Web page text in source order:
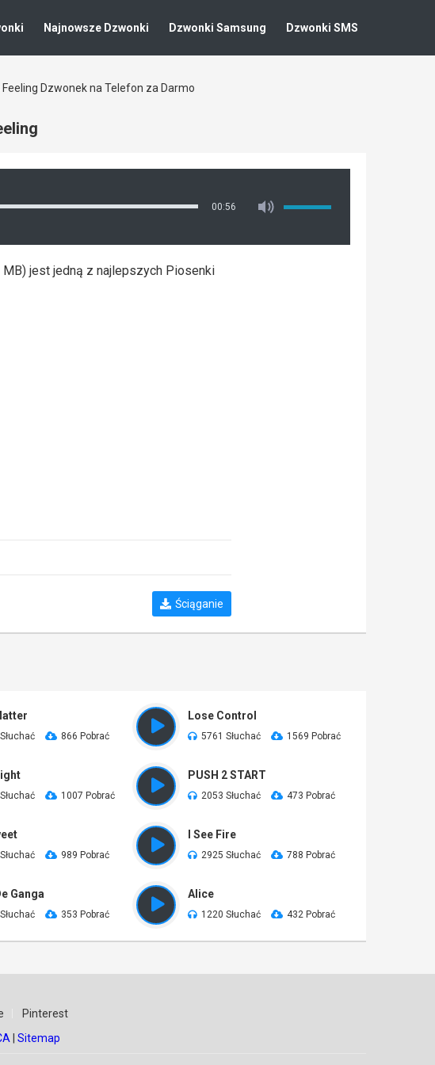
Najnowsze Dzwonki Dzwonki Samsung Dzwonki SMS
Feeling Dzwonek na Telefon za Darmo
00:56
MB) jest jedną z najlepszych Piosenki
Ściąganie
866 Pobrać
Lose Control
5761 Słuchać 1569 Pobrać
1007 Pobrać
PUSH 2 START
2053 Słuchać 473 Pobrać
989 Pobrać
I See Fire
2925 Słuchać 788 Pobrać
Ganga
353 Pobrać
Alice
1220 Słuchać 432 Pobrać
Pinterest
Sitemap